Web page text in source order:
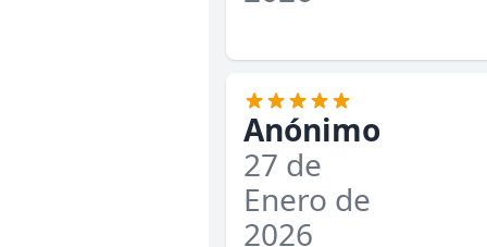
Anónimo
27 de
Enero de
2026